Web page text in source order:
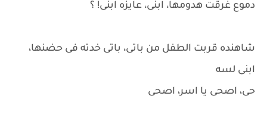
دموع غرقت هدومها، ابنى، عايزه ابنى! ؟
شاهنده قربت الطفل من باتى، باتى خدته فى حضنها،
ابنى لسه
حى، اصحى يا اسر، اصحى